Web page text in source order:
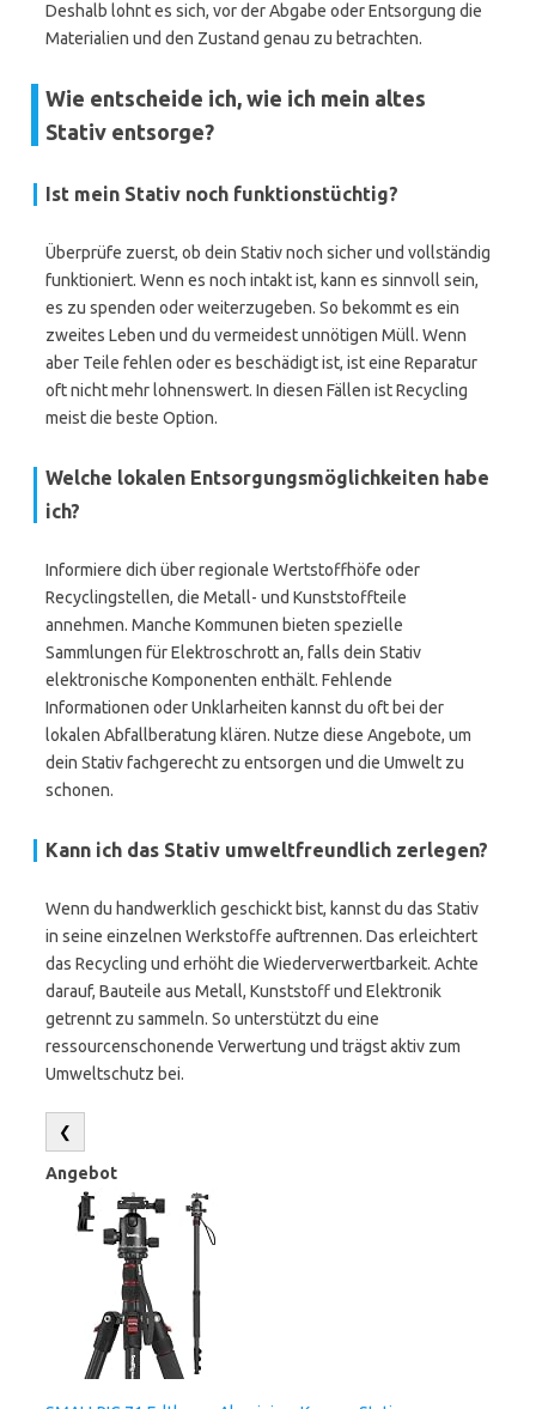
Deshalb lohnt es sich, vor der Abgabe oder Entsorgung die
Materialien und den Zustand genau zu betrachten.
Wie entscheide ich, wie ich mein altes
Stativ entsorge?
Ist mein Stativ noch funktionstüchtig?
Überprüfe zuerst, ob dein Stativ noch sicher und vollständig
funktioniert. Wenn es noch intakt ist, kann es sinnvoll sein,
es zu spenden oder weiterzugeben. So bekommt es ein
zweites Leben und du vermeidest unnötigen Müll. Wenn
aber Teile fehlen oder es beschädigt ist, ist eine Reparatur
oft nicht mehr lohnenswert. In diesen Fällen ist Recycling
meist die beste Option.
Welche lokalen Entsorgungsmöglichkeiten habe
ich?
Informiere dich über regionale Wertstoffhöfe oder
Recyclingstellen, die Metall- und Kunststoffteile
annehmen. Manche Kommunen bieten spezielle
Sammlungen für Elektroschrott an, falls dein Stativ
elektronische Komponenten enthält. Fehlende
Informationen oder Unklarheiten kannst du oft bei der
lokalen Abfallberatung klären. Nutze diese Angebote, um
dein Stativ fachgerecht zu entsorgen und die Umwelt zu
schonen.
Kann ich das Stativ umweltfreundlich zerlegen?
Wenn du handwerklich geschickt bist, kannst du das Stativ
in seine einzelnen Werkstoffe auftrennen. Das erleichtert
das Recycling und erhöht die Wiederverwertbarkeit. Achte
darauf, Bauteile aus Metall, Kunststoff und Elektronik
getrennt zu sammeln. So unterstützt du eine
ressourcenschonende Verwertung und trägst aktiv zum
Umweltschutz bei.
❮
Angebot